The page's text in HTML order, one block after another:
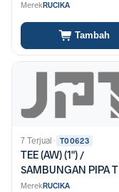
MerekRUCIKA
Tambah
7 Terjual· T00623
TEE (AW) (1") /
SAMBUNGAN PIPA T
MerekRUCIKA